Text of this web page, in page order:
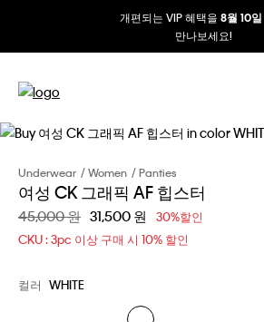
개편되는 VIP 혜택을 8월 10일
만나보세요!
Underwear Women Panties
여성 CK 그래픽 AF 힙스터
할인 전 가격
45,000 원 할인된 가격
31,500 원
30%할인
CKU : 3pc 이상 구매 시 10% 할인
컬러 WHITE